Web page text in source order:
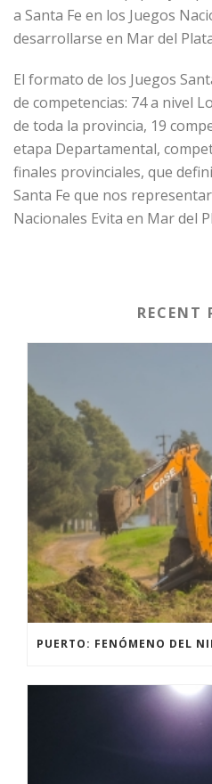
a Santa Fe en los Juegos
desarrollarse en Mar del
El formato de los Juegos
de competencias: 74 a nivel
de toda la provincia, 19
etapa Departamental,
finales provinciales, que
Santa Fe que nos
Nacionales Evita en Mar del
RECENT